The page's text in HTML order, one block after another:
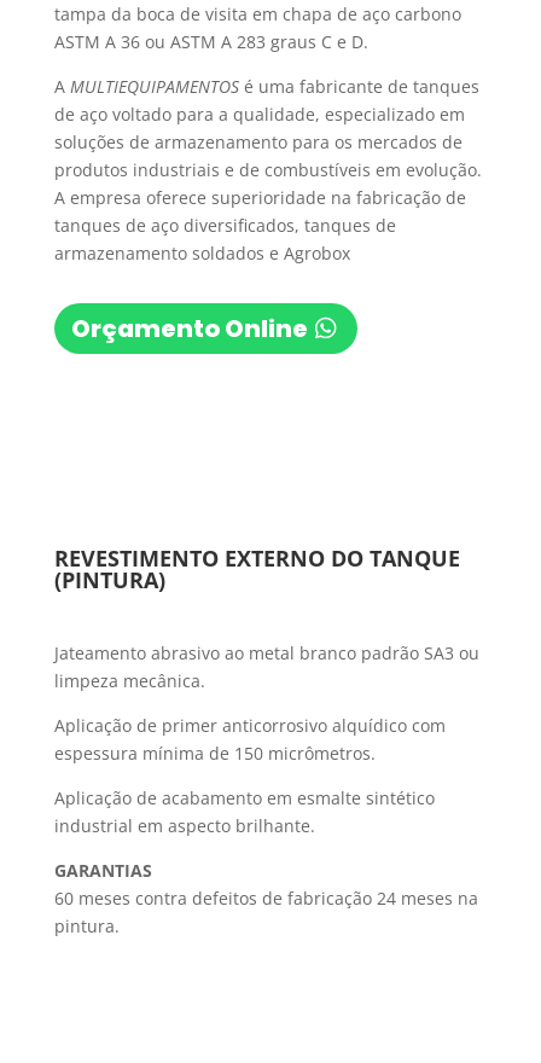
tampa da boca de visita em chapa de aço carbono
ASTM A 36 ou ASTM A 283 graus C e D.
A MULTIEQUIPAMENTOSé uma fabricante de tanques
de aço voltado para a qualidade, especializado em
soluções de armazenamento para os mercados de
produtos industriais e de combustíveis em evolução.
A empresa oferece superioridade na fabricação de
tanques de aço diversificados, tanques de
armazenamento soldados e Agrobox
Orçamento Online
REVESTIMENTO EXTERNO DO TANQUE
(PINTURA)
Jateamento abrasivo ao metal branco padrão SA3 ou
limpeza mecânica.
Aplicação de primer anticorrosivo alquídico com
espessura mínima de 150 micrômetros.
Aplicação de acabamento em esmalte sintético
industrial em aspecto brilhante.
GARANTIAS
60 meses contra defeitos de fabricação 24 meses na
pintura.